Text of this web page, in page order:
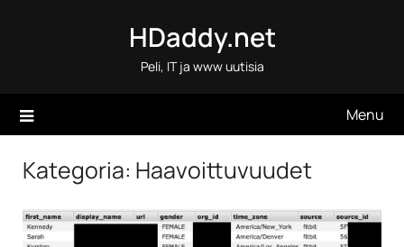
HDaddy.net
Peli, IT ja www uutisia
Menu
Kategoria: Haavoittuvuudet